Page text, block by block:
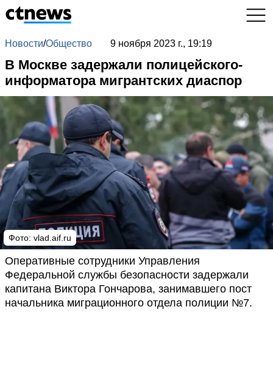
Новости/Общество 9 ноября 2023 г., 19:19
В Москве задержали полицейского-
информатора мигрантских диаспор
Фото: vlad.aif.ru
Оперативные сотрудники Управления
Федеральной службы безопасности задержали
капитана Виктора Гончарова, занимавшего пост
начальника миграционного отдела полиции №7.